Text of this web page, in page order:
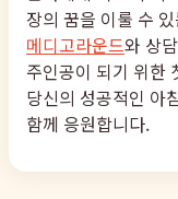
장의 꿈을 이룰 수
메디고라운드와 상
주인공이 되기 위한
당신의 성공적인 아
함께 응원합니다.